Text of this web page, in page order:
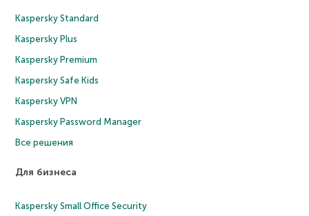
Kaspersky Standard
Kaspersky Plus
Kaspersky Premium
Kaspersky Safe Kids
Kaspersky VPN
Kaspersky Password Manager
Все решения
Для бизнеса
Kaspersky Small Office Security